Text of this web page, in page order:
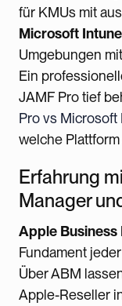
für KMUs mit
Microsoft Intune
Umgebungen
Ein
JAMF Pro tief
Pro vs Microsoft
welche
Erfahrung
Manager
Apple Business
Fundament
Über ABM
Apple-Reseller